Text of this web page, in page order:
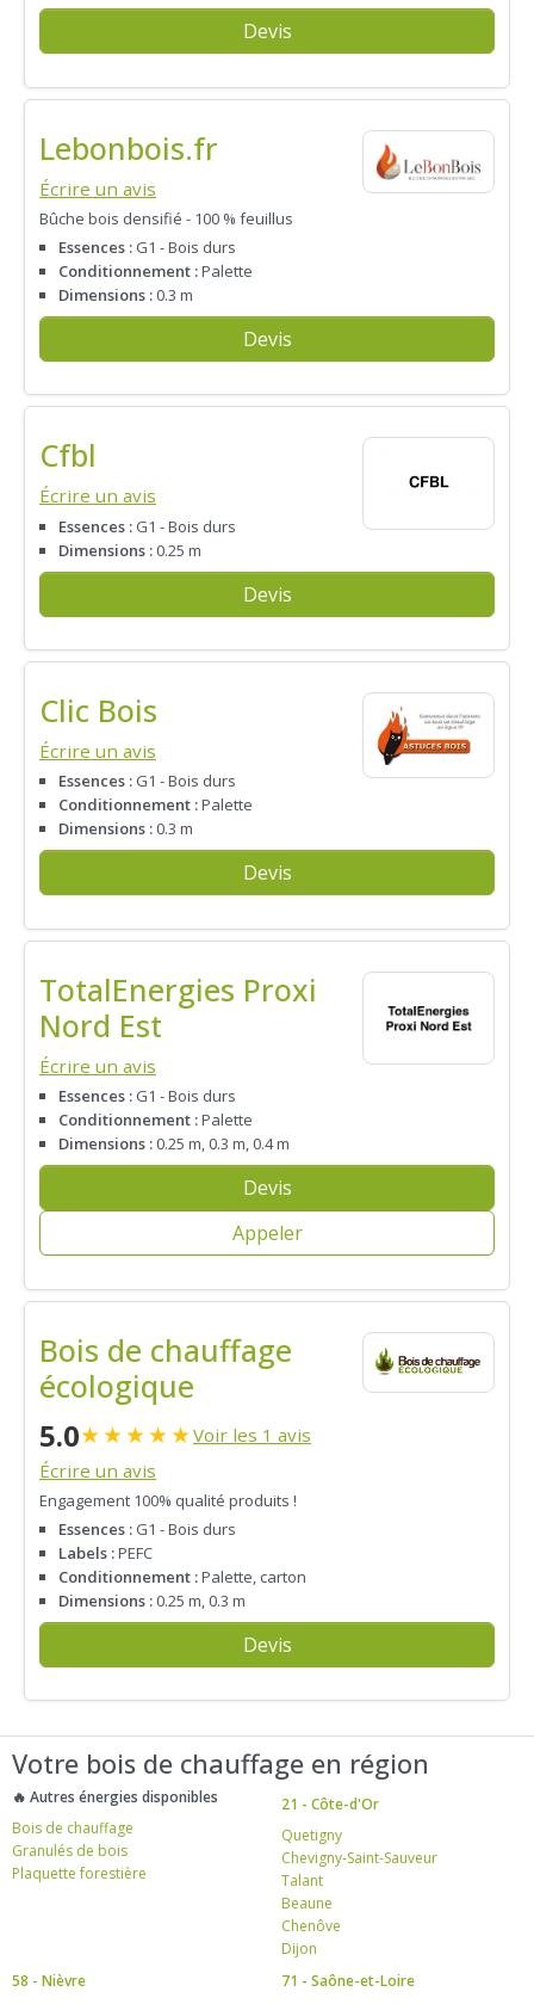
Devis
Lebonbois.fr
Écrire un avis
Bûche bois densifié - 100 % feuillus
Essences : G1 - Bois durs
Conditionnement :Palette
Dimensions : 0.3 m
Devis
Cfbl
Écrire un avis
Essences : G1 - Bois durs
Dimensions : 0.25 m
Devis
Clic Bois
Écrire un avis
Essences : G1 - Bois durs
Conditionnement :Palette
Dimensions : 0.3 m
Devis
TotalEnergies Proxi
Nord Est
Écrire un avis
Essences : G1 - Bois durs
Conditionnement :Palette
Dimensions : 0.25 m, 0.3 m, 0.4 m
Devis
Appeler
Bois de chauffage
écologique
5.0★★★★★Voir les 1 avis
Écrire un avis
Engagement 100% qualité produits !
Essences : G1 - Bois durs
Labels :PEFC
Conditionnement :Palette, carton
Dimensions : 0.25 m, 0.3 m
Devis
Votre bois de chauffage en région
🔥 Autres énergies disponibles
Bois de chauffage
Granulés de bois
Plaquette forestière
21 - Côte-d'Or
Quetigny
Chevigny-Saint-Sauveur
Talant
Beaune
Chenôve
Dijon
58 - Nièvre
71 - Saône-et-Loire